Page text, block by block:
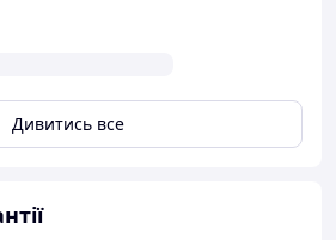
Дивитись все